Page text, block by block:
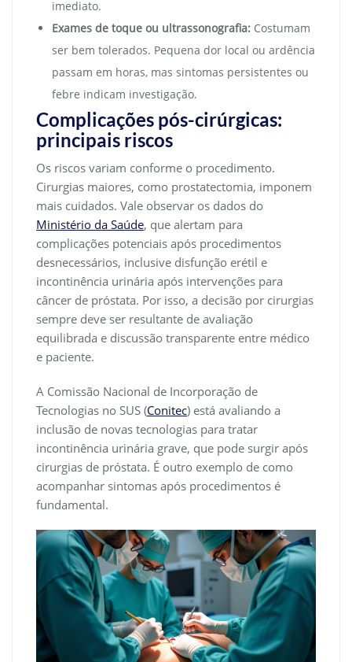
imediato.
Exames de toque ou ultrassonografia: Costumam
ser bem tolerados. Pequena dor local ou ardência
passam em horas, mas sintomas persistentes ou
febre indicam investigação.
Complicações pós-cirúrgicas:
principais riscos
Os riscos variam conforme o procedimento.
Cirurgias maiores, como prostatectomia, imponem
mais cuidados. Vale observar os dados do
Ministério da Saúde, que alertam para
complicações potenciais após procedimentos
desnecessários, inclusive disfunção erétil e
incontinência urinária após intervenções para
câncer de próstata. Por isso, a decisão por cirurgias
sempre deve ser resultante de avaliação
equilibrada e discussão transparente entre médico
e paciente.
A Comissão Nacional de Incorporação de
Tecnologias no SUS (Conitec) está avaliando a
inclusão de novas tecnologias para tratar
incontinência urinária grave, que pode surgir após
cirurgias de próstata. É outro exemplo de como
acompanhar sintomas após procedimentos é
fundamental.